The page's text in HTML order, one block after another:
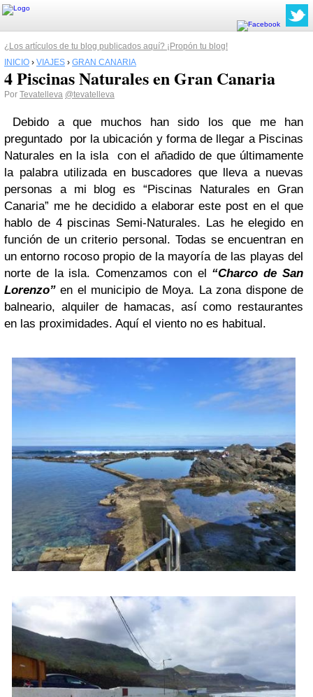
¿Los artículos de tu blog publicados aquí? ¡Propón tu blog!
INICIO › VIAJES › GRAN CANARIA
4 Piscinas Naturales en Gran Canaria
Por Tevatelleva @tevatelleva
Debido a que muchos han sido los que me han
preguntado por la ubicación y forma de llegar a Piscinas
Naturales en la isla con el añadido de que últimamente
la palabra utilizada en buscadores que lleva a nuevas
personas a mi blog es “Piscinas Naturales en Gran
Canaria” me he decidido a elaborar este post en el que
hablo de 4 piscinas Semi-Naturales. Las he elegido en
función de un criterio personal. Todas se encuentran en
un entorno rocoso propio de la mayoría de las playas del
norte de la isla. Comenzamos con el “Charco de San
Lorenzo” en el municipio de Moya. La zona dispone de
balneario, alquiler de hamacas, así como restaurantes
en las proximidades. Aquí el viento no es habitual.